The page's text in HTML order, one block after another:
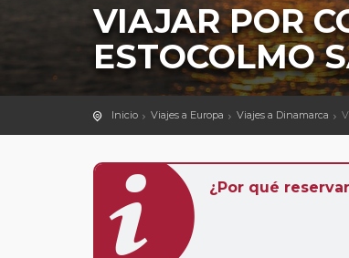
VIAJAR POR
ESTOCOLMO
Inicio Viajes a Europa Viajes a Dinamarca
¿Por qué